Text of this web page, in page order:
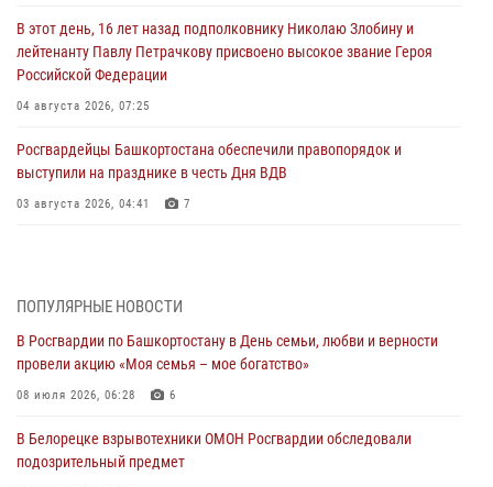
В этот день, 16 лет назад подполковнику Николаю Злобину и
лейтенанту Павлу Петрачкову присвоено высокое звание Героя
Российской Федерации
04 августа 2026, 07:25
Росгвардейцы Башкортостана обеспечили правопорядок и
выступили на празднике в честь Дня ВДВ
03 августа 2026, 04:41 7
03 августа 2026, 04:30 8
В Башкирии росгвардейцы провели волейбольный турнир на
открытом воздухе
03 августа 2026, 04:29
В Уфе росгвардейцы по горячим следам задержали
подозреваемого в открытом хищении из аптеки (видео)
ПОПУЛЯРНЫЕ НОВОСТИ
В Росгвардии по Башкортостану в День семьи, любви и верности
провели акцию «Моя семья – мое богатство»
08 июля 2026, 06:28 6
В Белорецке взрывотехники ОМОН Росгвардии обследовали
подозрительный предмет